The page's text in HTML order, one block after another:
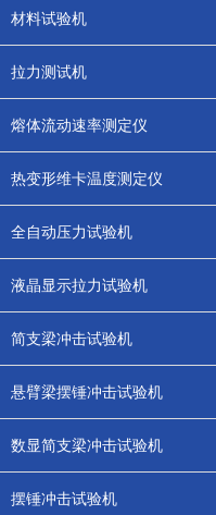
材料试验机
拉力测试机
熔体流动速率测定仪
热变形维卡温度测定仪
全自动压力试验机
液晶显示拉力试验机
简支梁冲击试验机
悬臂梁摆锤冲击试验机
数显简支梁冲击试验机
摆锤冲击试验机